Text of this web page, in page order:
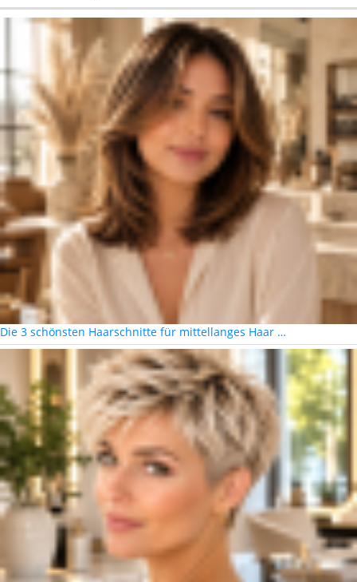
Die 3 schönsten Haarschnitte für mittellanges Haar …